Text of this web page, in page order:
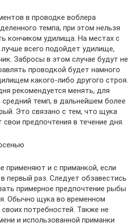
в проводке воблера
темпа, при этом нельзя
кончиком удилища. На местах с
всего подойдет удилище,
Забросы в этом случае будут не
проводкой будет намного
какого-либо другого строя.
рекомендуется менять, для
средний темп, в дальнейшем более
Это связано с тем, что щука
предпочтения в течение дня.
применяют и с приманкой, если
первый раз. Следует обзавестись
примерное предпочтение рыбы
Обычно щука во временном
потребностей. Также не
и использованной приманки